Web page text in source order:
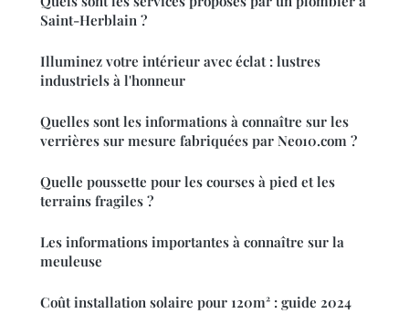
Saint-Herblain ?
Illuminez votre intérieur avec éclat : lustres
industriels à l'honneur
Quelles sont les informations à connaître sur les
verrières sur mesure fabriquées par Neo10.com ?
Quelle poussette pour les courses à pied et les
terrains fragiles ?
Les informations importantes à connaître sur la
meuleuse
Coût installation solaire pour 120m² : guide 2024